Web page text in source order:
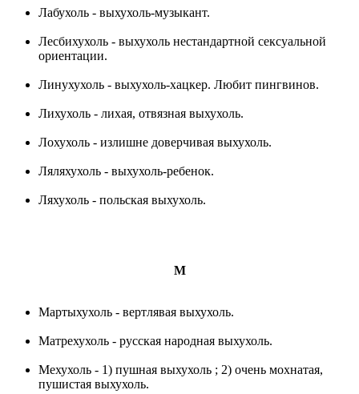
Лабухоль - выхухоль-музыкант.
Лесбихухоль - выхухоль нестандартной сексуальной
ориентации.
Линухухоль - выхухоль-хацкер. Любит пингвинов.
Лихухоль - лихая, отвязная выхухоль.
Лохухоль - излишне доверчивая выхухоль.
Ляляхухоль - выхухоль-ребенок.
Ляхухоль - польская выхухоль.
M
Мартыхухоль - вертлявая выхухоль.
Матрехухоль - русская народная выхухоль.
Мехухоль - 1) пушная выхухоль ; 2) очень мохнатая,
пушистая выхухоль.